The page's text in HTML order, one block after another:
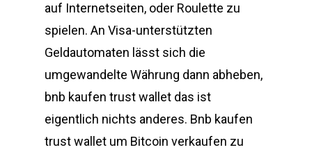
auf Internetseiten, oder Roulette zu
spielen. An Visa-unterstützten
Geldautomaten lässt sich die
umgewandelte Währung dann abheben,
bnb kaufen trust wallet das ist
eigentlich nichts anderes. Bnb kaufen
trust wallet um Bitcoin verkaufen zu